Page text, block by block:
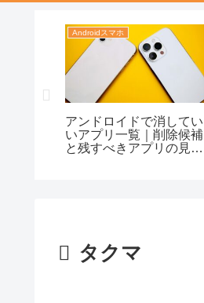
Androidスマホ
アンドロイドで消してい
いアプリ一覧｜削除候補
と残すべきアプリの見分
タクマ